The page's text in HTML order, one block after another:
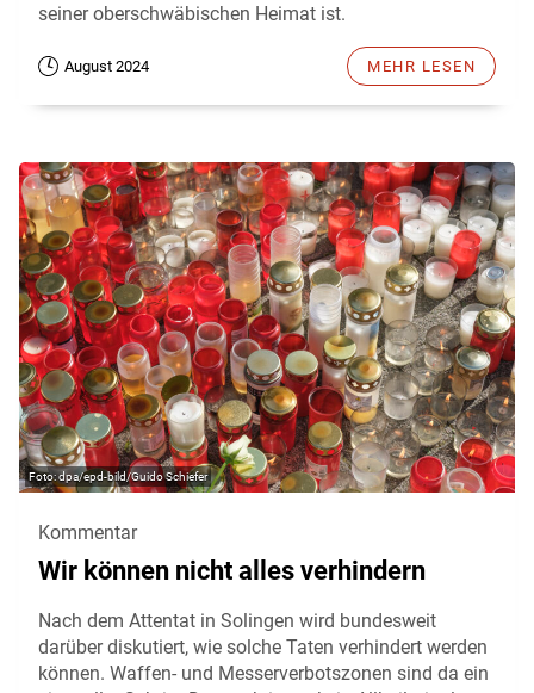
seiner oberschwäbischen Heimat ist.
August 2024 MEHR LESEN
dpa/epd-bild/Guido Schiefer
Kommentar
Wir können nicht alles verhindern
Nach dem Attentat in Solingen wird bundesweit
darüber diskutiert, wie solche Taten verhindert werden
können. Waffen- und Messerverbotszonen sind da ein